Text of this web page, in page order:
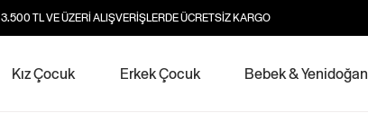
3.500 TL VE ÜZERİ ALIŞVERİŞLERDE ÜCRETSİZ KARGO
Kız Çocuk Erkek Çocuk Bebek & Yenidoğan